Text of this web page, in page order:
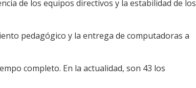
de los equipos directivos y la estabilidad de los
pedagógico y la entrega de computadoras a
completo. En la actualidad, son 43 los